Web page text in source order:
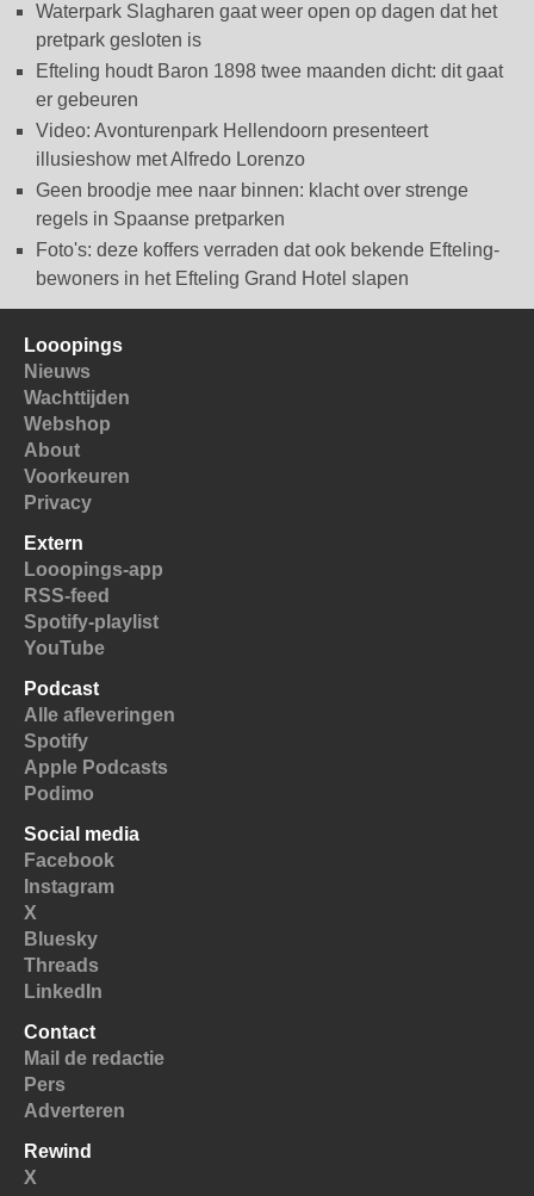
Waterpark Slagharen gaat weer open op dagen dat het
pretpark gesloten is
Efteling houdt Baron 1898 twee maanden dicht: dit gaat
er gebeuren
Video: Avonturenpark Hellendoorn presenteert
illusieshow met Alfredo Lorenzo
Geen broodje mee naar binnen: klacht over strenge
regels in Spaanse pretparken
Foto's: deze koffers verraden dat ook bekende Efteling-
bewoners in het Efteling Grand Hotel slapen
Looopings
Nieuws
Wachttijden
Webshop
About
Voorkeuren
Privacy
Extern
Looopings-app
RSS-feed
Spotify-playlist
YouTube
Podcast
Alle afleveringen
Spotify
Apple Podcasts
Podimo
Social media
Facebook
Instagram
X
Bluesky
Threads
LinkedIn
Contact
Mail de redactie
Pers
Adverteren
Rewind
X